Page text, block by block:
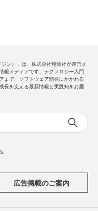
ジン）」は、株式会社翔泳社が運営す
報メディアです。テクノロジー入門
まで、ソフトウェア開発にかかわる
長を支える最新情報と実践知をお届
広告掲載のご案内